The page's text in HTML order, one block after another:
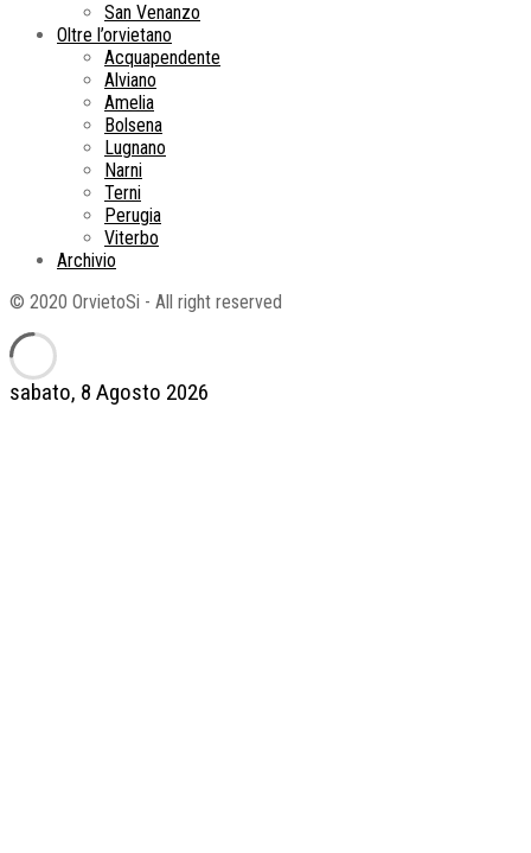
sabato, 8 Agosto 2026
San Venanzo
Oltre l’orvietano
Acquapendente
Alviano
Amelia
Bolsena
Lugnano
Narni
Terni
Perugia
Viterbo
Archivio
© 2020 OrvietoSi - All right reserved